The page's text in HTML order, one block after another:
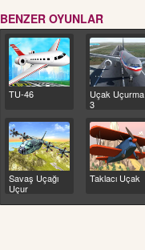
BENZER OYUNLAR
TU-46
Uçak Uçurma
3
Savaş Uçağı
Uçur
Taklacı Uçak